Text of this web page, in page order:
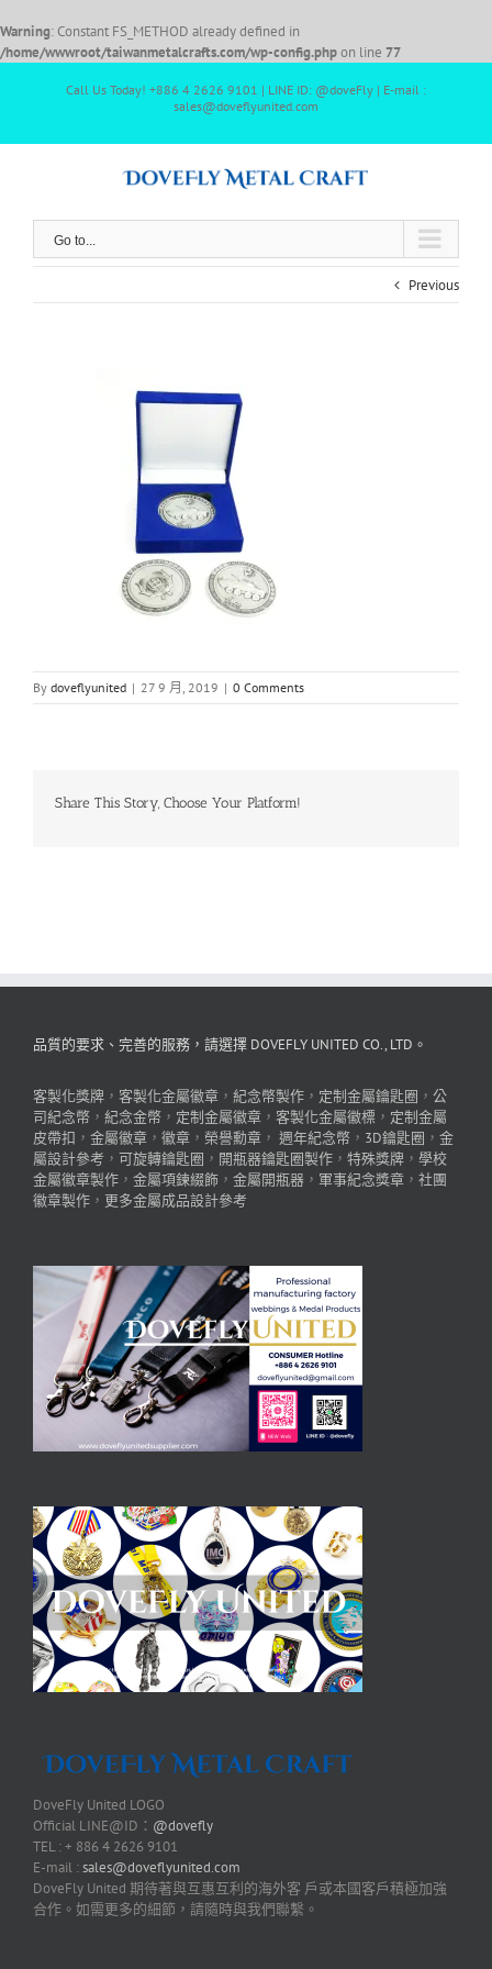
Warning: Constant FS_METHOD already defined in
/home/wwwroot/taiwanmetalcrafts.com/wp-config.phpon line 77
Call Us Today! +886 4 2626 9101 | LINE ID: @doveFly | E-mail :
sales@doveflyunited.com
Go to...
Previous
By doveflyunited | 27 9 月, 2019 | 0 Comments
Share This Story, Choose Your Platform!
品質的要求、完善的服務，請選擇 DOVEFLY UNITED CO., LTD。
客製化獎牌 ， 客製化金屬徽章 ， 紀念幣製作 ， 定制金屬鑰匙圈 ， 公
司紀念幣 ， 紀念金幣 ， 定制金屬徽章 ， 客製化金屬徽標 ， 定制金屬
皮帶扣 ， 金屬徽章 ， 徽章 ， 榮譽勳章 ， 週年紀念幣 ， 3D鑰匙圈 ， 金
屬設計參考 ， 可旋轉鑰匙圈 ， 開瓶器鑰匙圈製作 ， 特殊獎牌 ， 學校
金屬徽章製作 ， 金屬項鍊綴飾 ， 金屬開瓶器 ， 軍事紀念獎章 ， 社團
徽章製作 ， 更多金屬成品設計參考
DoveFly United LOGO
Official LINE@ID： @dovefly
TEL : + 886 4 2626 9101
E-mail :sales@doveflyunited.com
DoveFly United 期待著與互惠互利的海外客 戶或本國客戶積極加強
合作。如需更多的細節，請隨時與我們聯繫。